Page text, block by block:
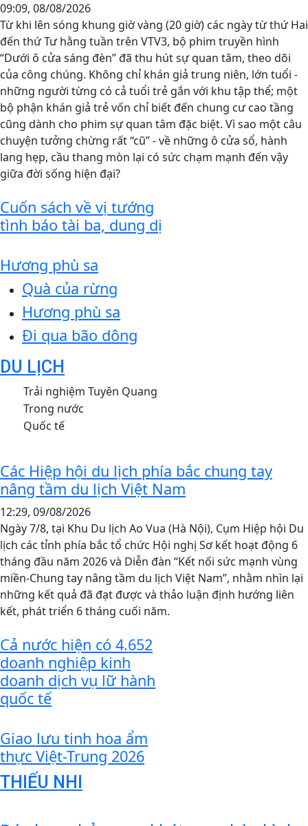
09:09, 08/08/2026
Từ khi lên sóng khung giờ vàng (20 giờ) các ngày từ thứ Hai
đến thứ Tư hằng tuần trên VTV3, bộ phim truyền hình
“Dưới ô cửa sáng đèn” đã thu hút sự quan tâm, theo dõi
của công chúng. Không chỉ khán giả trung niên, lớn tuổi -
những người từng có cả tuổi trẻ gắn với khu tập thể; một
bộ phận khán giả trẻ vốn chỉ biết đến chung cư cao tầng
cũng dành cho phim sự quan tâm đặc biệt. Vì sao một câu
chuyện tưởng chừng rất “cũ” - về những ô cửa sổ, hành
lang hẹp, cầu thang mòn lại có sức chạm mạnh đến vậy
giữa đời sống hiện đại?
Cuốn sách về vị tướng
tình báo tài ba, dung dị
Hương phù sa
Quà của rừng
Hương phù sa
Đi qua bão dông
DU LỊCH
Các Hiệp hội du lịch phía bắc chung tay
nâng tầm du lịch Việt Nam
12:29, 09/08/2026
Ngày 7/8, tại Khu Du lịch Ao Vua (Hà Nội), Cụm Hiệp hội Du
lịch các tỉnh phía bắc tổ chức Hội nghị Sơ kết hoạt động 6
tháng đầu năm 2026 và Diễn đàn “Kết nối sức mạnh vùng
miền-Chung tay nâng tầm du lịch Việt Nam”, nhằm nhìn lại
những kết quả đã đạt được và thảo luận định hướng liên
kết, phát triển 6 tháng cuối năm.
Cả nước hiện có 4.652
doanh nghiệp kinh
doanh dịch vụ lữ hành
quốc tế
Giao lưu tinh hoa ẩm
thực Việt-Trung 2026
THIẾU NHI